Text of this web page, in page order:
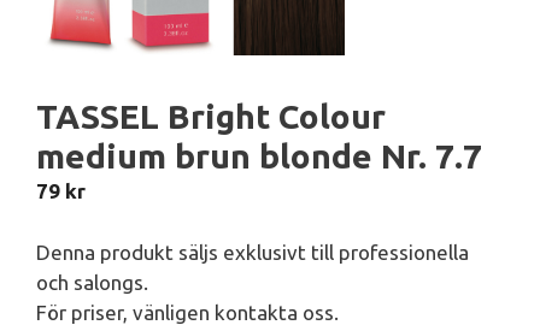
TASSEL Bright Colour
medium brun blonde Nr. 7.7
79 kr
Denna produkt säljs exklusivt till professionella
och salongs.
För priser, vänligen kontakta oss.